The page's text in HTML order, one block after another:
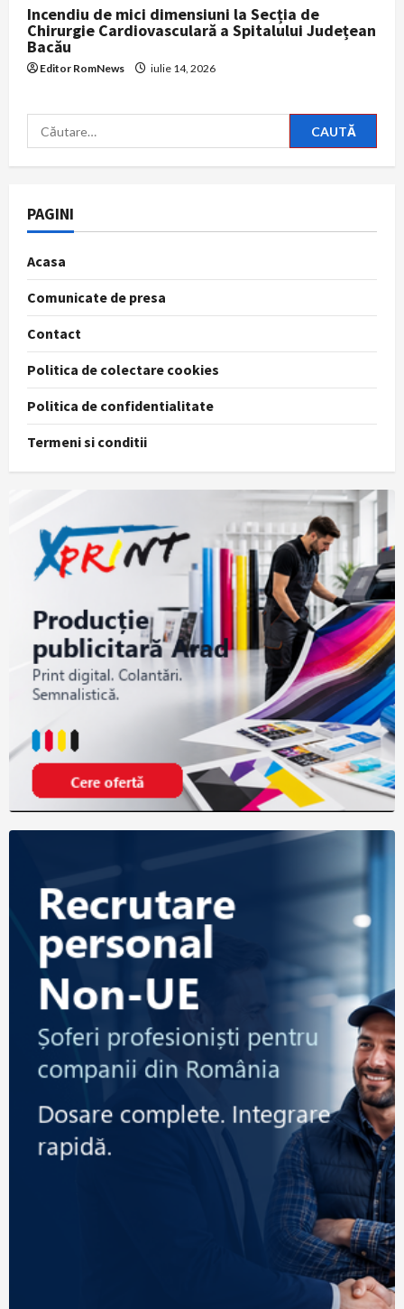
Incendiu de mici dimensiuni la Secția de
Chirurgie Cardiovasculară a Spitalului Județean
Bacău
Editor RomNews iulie 14, 2026
Caută
după:
PAGINI
Acasa
Comunicate de presa
Contact
Politica de colectare cookies
Politica de confidentialitate
Termeni si conditii